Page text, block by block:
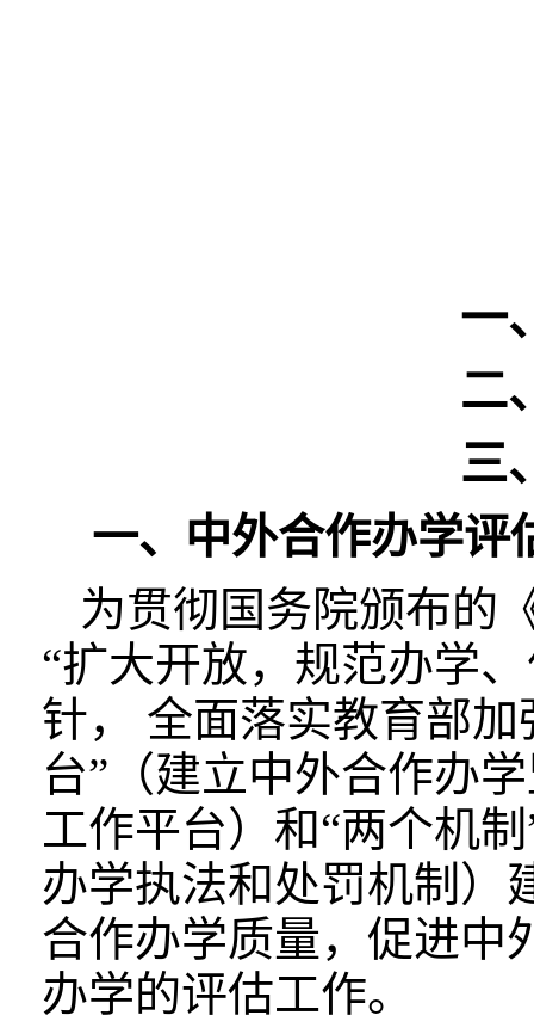
一
二
三
一、中外合作办学评
为贯彻国务院颁布的
“扩大开放，规范办学
针， 全面落实教育部
台”（建立中外合作办
工作平台）和“两个机
办学执法和处罚机制）
合作办学质量，促进中
办学的评估工作。